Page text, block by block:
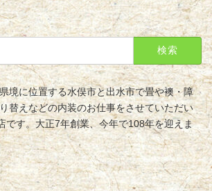
境に位置する水俣市と出水市で畳や襖・障
替えなどの内装のお仕事をさせていただい
です。大正7年創業、今年で108年を迎えま